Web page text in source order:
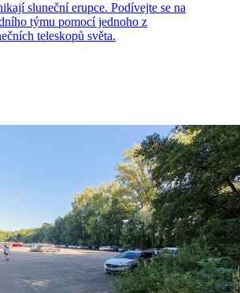
sluneční erupce. Podívejte se na
týmu pomocí jednoho z
teleskopů světa.